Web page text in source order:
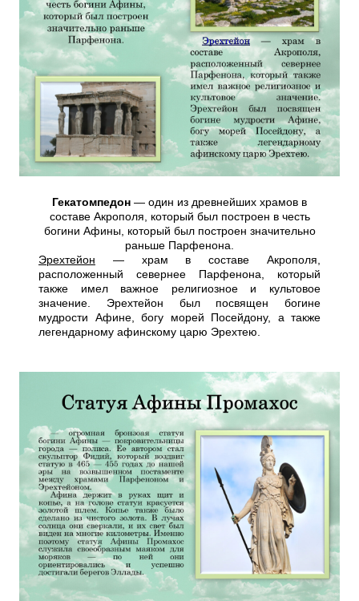
Гекатомпедон — один из древнейших храмов в
составе Акрополя, который был построен в честь
богини Афины, который был построен значительно
раньше Парфенона.
Эрехтейон — храм в составе Акрополя,
расположенный севернее Парфенона, который
также имел важное религиозное и культовое
значение. Эрехтейон был посвящен богине
мудрости Афине, богу морей Посейдону, а также
легендарному афинскому царю Эрехтею.